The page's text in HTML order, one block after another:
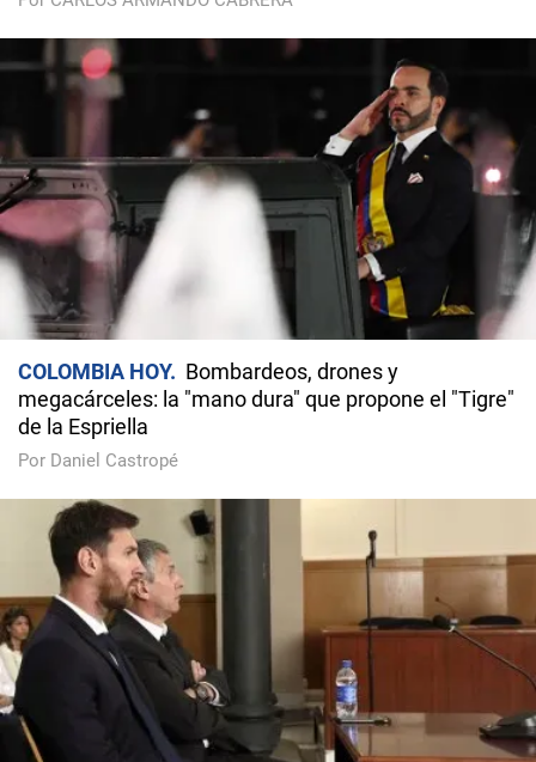
COLOMBIA HOY
Bombardeos, drones y
megacárceles: la "mano dura" que propone el "Tigre"
de la Espriella
Por Daniel Castropé